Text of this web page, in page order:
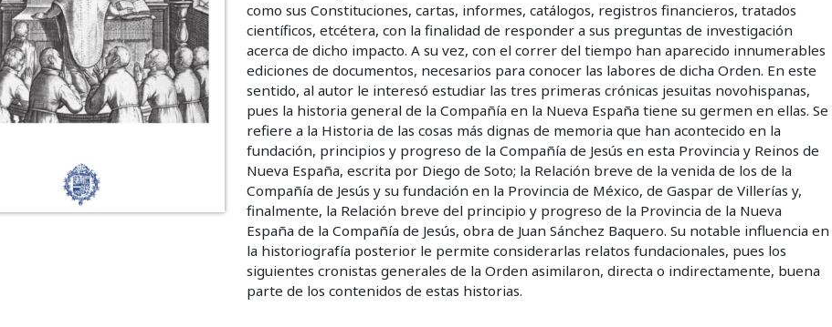
como sus Constituciones, cartas, informes, catálogos, registros financieros, tratados
científicos, etcétera, con la finalidad de responder a sus preguntas de investigación
acerca de dicho impacto. A su vez, con el correr del tiempo han aparecido innumerables
ediciones de documentos, necesarios para conocer las labores de dicha Orden. En este
sentido, al autor le interesó estudiar las tres primeras crónicas jesuitas novohispanas,
pues la historia general de la Compañía en la Nueva España tiene su germen en ellas. Se
refiere a la Historia de las cosas más dignas de memoria que han acontecido en la
fundación, principios y progreso de la Compañía de Jesús en esta Provincia y Reinos de
Nueva España, escrita por Diego de Soto; la Relación breve de la venida de los de la
Compañía de Jesús y su fundación en la Provincia de México, de Gaspar de Villerías y,
finalmente, la Relación breve del principio y progreso de la Provincia de la Nueva
España de la Compañía de Jesús, obra de Juan Sánchez Baquero. Su notable influencia en
la historiografía posterior le permite considerarlas relatos fundacionales, pues los
siguientes cronistas generales de la Orden asimilaron, directa o indirectamente, buena
parte de los contenidos de estas historias.